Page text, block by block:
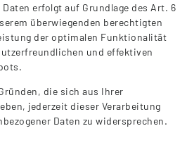
erfolgt auf Grundlage des Art. 6
überwiegenden berechtigten
der optimalen Funktionalität
und effektiven
die sich aus Ihrer
jederzeit dieser Verarbeitung
Daten zu widersprechen.